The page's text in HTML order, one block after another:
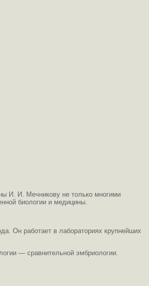
И. И. Мечникову не только многими
биологии и медицины.
Он работает в лабораториях крупнейших
— сравнительной эмбриологии.